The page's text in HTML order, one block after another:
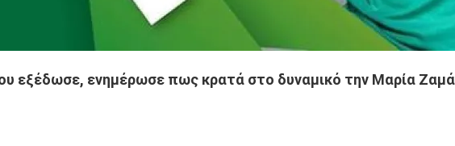
εξέδωσε, ενημέρωσε πως κρατά στο δυναμικό την Μαρία